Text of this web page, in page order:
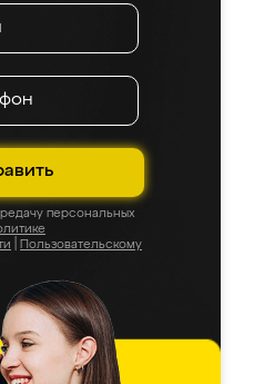
персональных
Пользовательскому